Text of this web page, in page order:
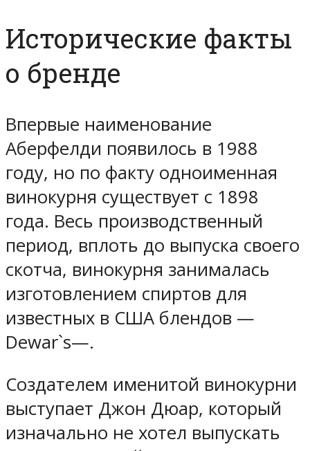
Исторические факты
о бренде
Впервые наименование
Аберфелди появилось в 1988
году, но по факту одноименная
винокурня существует с 1898
года. Весь производственный
период, вплоть до выпуска своего
скотча, винокурня занималась
изготовлением спиртов для
известных в США блендов —
Dewar`s—.
Создателем именитой винокурни
выступает Джон Дюар, который
изначально не хотел выпускать